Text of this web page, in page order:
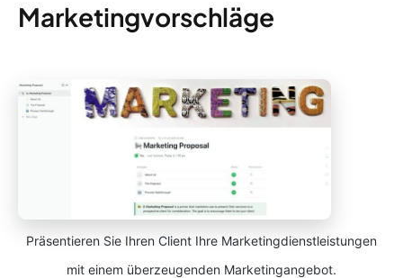
Marketingvorschläge
Präsentieren Sie Ihren Client Ihre Marketingdienstleistungen
mit einem überzeugenden Marketingangebot.